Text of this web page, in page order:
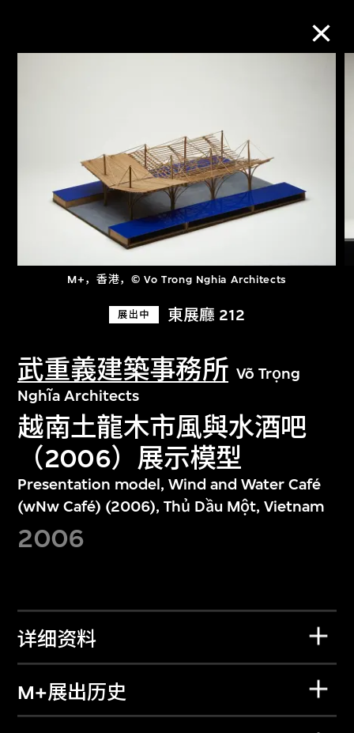
M+，香港，© Vo Trong Nghia Architects
展出中 東展廳 212
武重義建築事務所 Võ Trọng
Nghĩa Architects
越南土龍木市風與水酒吧
（2006）展示模型
Presentation model, Wind and Water Café
(wNw Café) (2006), Thủ Dầu Một, Vietnam
2006
详细资料
M+展出历史
进一步筛选
关于M+藏品
文化藏品。